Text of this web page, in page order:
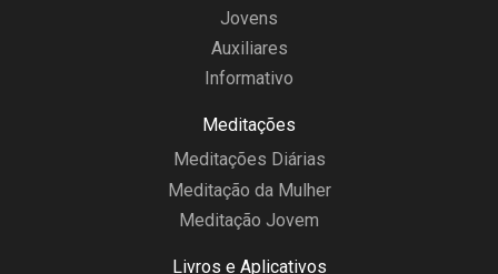
Jovens
Auxiliares
Informativo
Meditações
Meditações Diárias
Meditação da Mulher
Meditação Jovem
Livros e Aplicativos